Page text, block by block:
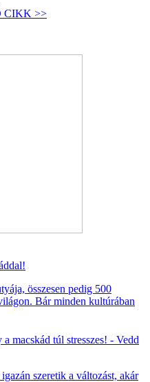
CIKK >>
összesen pedig 500
Bár minden kultúrában
macskád túl stresszes! - Vedd
szeretik a változást, akár